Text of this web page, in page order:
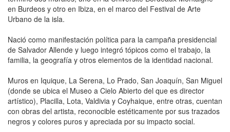
en Burdeos y otro en Ibiza, en el marco del Festival de Arte
Urbano de la isla.
Nació como manifestación política para la campaña presidencial
de Salvador Allende y luego integró tópicos como el trabajo, la
familia, la geografía y otros elementos de la identidad nacional.
Muros en Iquique, La Serena, Lo Prado, San Joaquín, San Miguel
(donde se ubica el Museo a Cielo Abierto del que es director
artístico), Placilla, Lota, Valdivia y Coyhaique, entre otras, cuentan
con obras del artista, reconocible estéticamente por sus trazados
negros y colores puros y apreciada por su impacto social.